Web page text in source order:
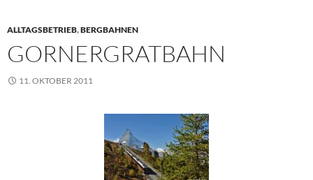
ALLTAGSBETRIEB,BERGBAHNEN
GORNERGRATBAHN
11. OKTOBER 2011